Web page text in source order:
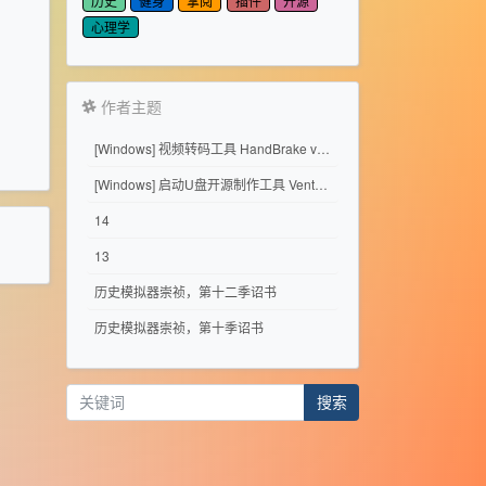
心理学
作者主题
[Windows] 视频转码工具 HandBrake v1.11.2
[Windows] 启动U盘开源制作工具 Ventoy 1.1.17
14
13
历史模拟器崇祯，第十二季诏书
历史模拟器崇祯，第十季诏书
搜索